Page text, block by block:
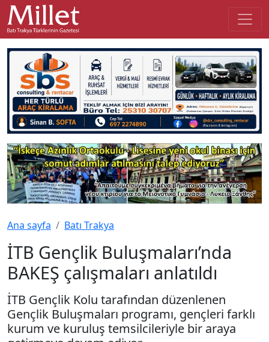
Ana sayfa Batı Trakya
İTB Gençlik Buluşmaları’nda
BAKEŞ çalışmaları anlatıldı
İTB Gençlik Kolu tarafından düzenlenen
Gençlik Buluşmaları programı, gençleri farklı
kurum ve kuruluş temsilcileriyle bir araya